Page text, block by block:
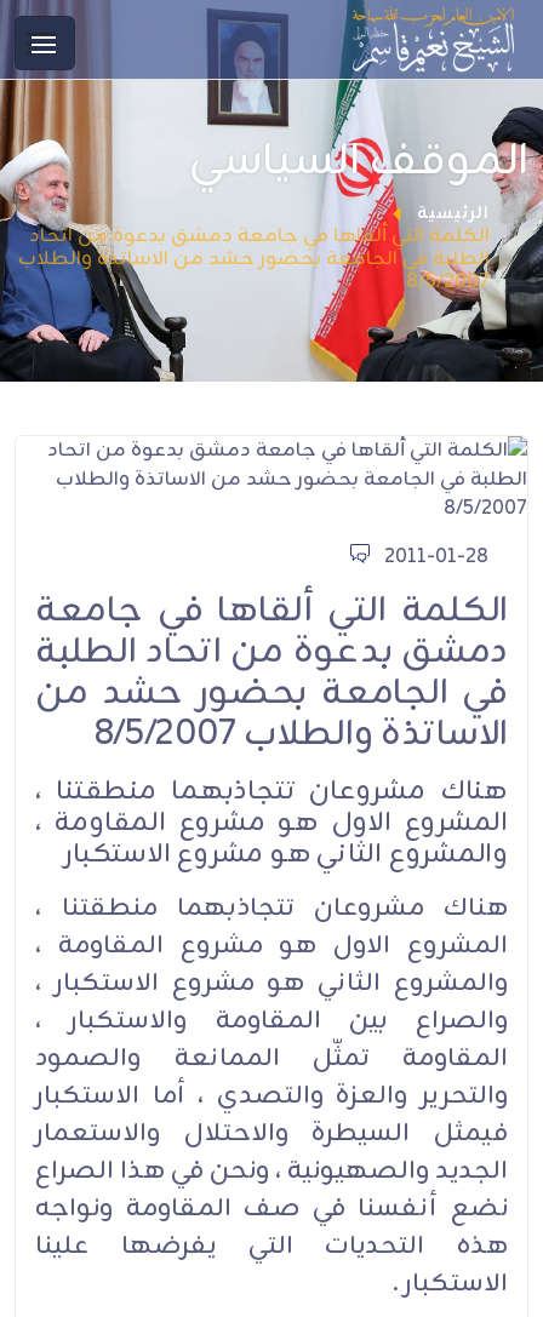
الموقف السياسي
الرئيسية
الكلمة التي ألقاها في جامعة دمشق بدعوة من اتحاد
الطلبة في الجامعة بحضور حشد من الاساتذة والطلاب
8/5/2007
2011-01-28
الكلمة التي ألقاها في جامعة
دمشق بدعوة من اتحاد الطلبة
في الجامعة بحضور حشد من
الاساتذة والطلاب 8/5/2007
هناك مشروعان تتجاذبهما منطقتنا ،
المشروع الاول هو مشروع المقاومة ،
والمشروع الثاني هو مشروع الاستكبار
هناك مشروعان تتجاذبهما منطقتنا ،
المشروع الاول هو مشروع المقاومة ،
والمشروع الثاني هو مشروع الاستكبار ،
والصراع بين المقاومة والاستكبار ،
المقاومة تمثّل الممانعة والصمود
والتحرير والعزة والتصدي ، أما الاستكبار
فيمثل السيطرة والاحتلال والاستعمار
الجديد والصهيونية ، ونحن في هذا الصراع
نضع أنفسنا في صف المقاومة ونواجه
هذه التحديات التي يفرضها علينا
الاستكبار .